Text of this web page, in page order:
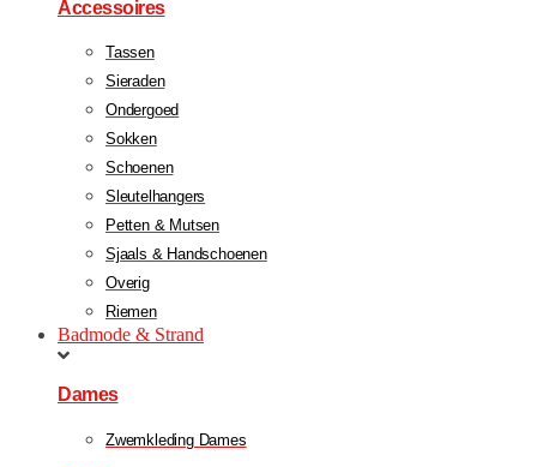
Accessoires
Tassen
Sieraden
Ondergoed
Sokken
Schoenen
Sleutelhangers
Petten & Mutsen
Sjaals & Handschoenen
Overig
Riemen
Badmode & Strand
Dames
Zwemkleding Dames